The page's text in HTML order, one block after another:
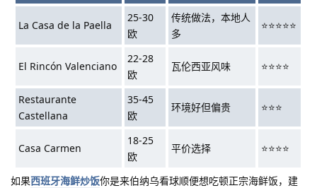
La Casa de la Paella
25-30
欧
传统做法，本地人
多
⭐⭐⭐⭐⭐
El Rincón Valenciano
22-28
欧
瓦伦西亚风味 ⭐⭐⭐⭐
Restaurante
Castellana
35-45
欧
环境好但偏贵 ⭐⭐⭐
Casa Carmen
18-25
欧
平价选择 ⭐⭐⭐⭐
如果西班牙海鲜炒饭你是来伯纳乌看球顺便想吃顿正宗海鲜饭，建